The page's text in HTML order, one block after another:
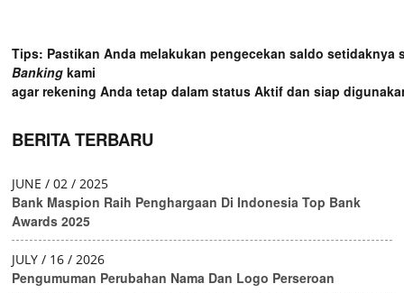
Tips: Pastikan Anda melakukan pengecekan saldo
Bankingkami
agar rekening Anda tetap dalam status Aktif dan siap
BERITA TERBARU
JUNE / 02 / 2025
Bank Maspion Raih Penghargaan Di Indonesia Top Bank
Awards 2025
JULY / 16 / 2026
Pengumuman Perubahan Nama Dan Logo Perseroan